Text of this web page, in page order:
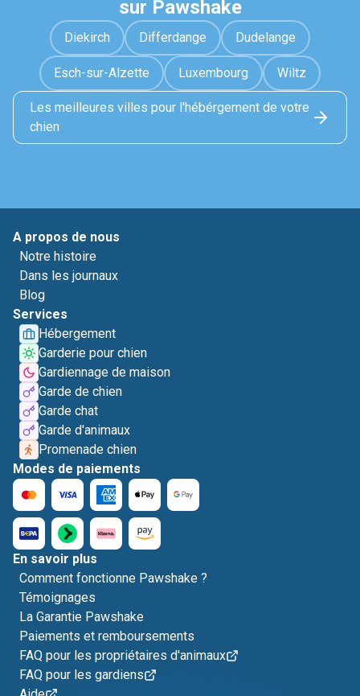
sur Pawshake
Diekirch Differdange Dudelange
Esch-sur-Alzette Luxembourg Wiltz
Les meilleures villes pour l'hébérgement de votre
chien
A propos de nous
Notre histoire
Dans les journaux
Blog
Services
Hébergement
Garderie pour chien
Gardiennage de maison
Garde de chien
Garde chat
Garde d'animaux
Promenade chien
Modes de paiements
En savoir plus
Comment fonctionne Pawshake ?
Témoignages
La Garantie Pawshake
Paiements et remboursements
FAQ pour les propriétaires d'animaux
FAQ pour les gardiens